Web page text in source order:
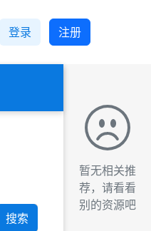
登录 注册
搜索
暂无相关推
荐，请看看
别的资源吧